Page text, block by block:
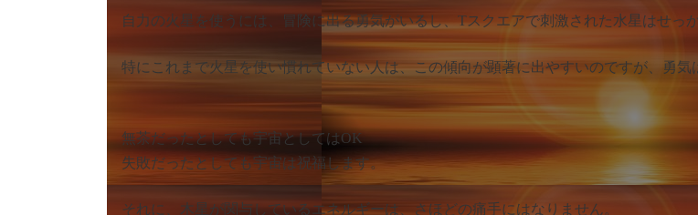
自力の火星を使うには、冒険に出る勇気がいるし、Tスクエアで刺激された水星はせっ
特にこれまで火星を使い慣れていない人は、この傾向が顕著に出やすいのですが、勇
無茶だったとしても宇宙としてはOK
失敗だったとしても宇宙は祝福します。
それに、木星が関与しているエネルギーは、さほどの痛手にはなりません。